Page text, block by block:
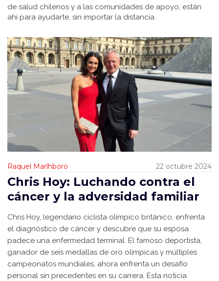
de salud chilenos y a las comunidades de apoyo; están
ahí para ayudarte, sin importar la distancia.
Raquel Marlhboro 22 octubre 2024
Chris Hoy: Luchando contra el
cáncer y la adversidad familiar
Chris Hoy, legendario ciclista olímpico británico, enfrenta
el diagnóstico de cáncer y descubre que su esposa
padece una enfermedad terminal. El famoso deportista,
ganador de seis medallas de oro olímpicas y múltiples
campeonatos mundiales, ahora enfrenta un desafío
personal sin precedentes en su carrera. Esta noticia